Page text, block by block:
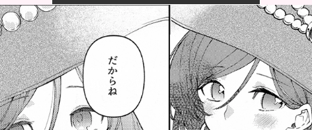
【閲覧注意】元臆女キャバ嬢の首吊り自●配信、拡散さ
れまくって...
オコエ瑠偉、メキシコに渡って2球団を即クビ→SNS更
新が3ヶ...